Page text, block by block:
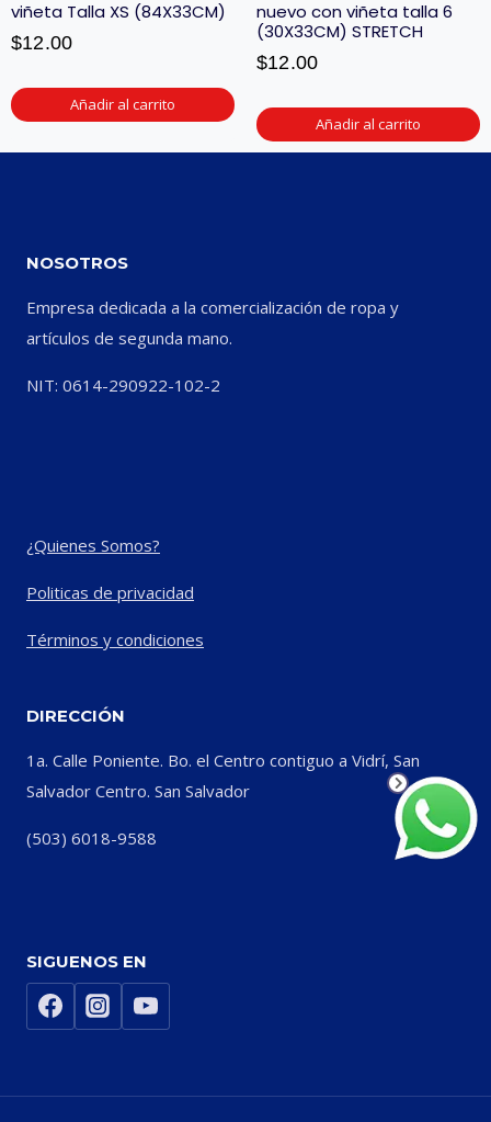
viñeta Talla XS (84X33CM)
$12.00
Añadir al carrito
nuevo con viñeta talla 6
(30X33CM) STRETCH
$12.00
Añadir al carrito
NOSOTROS
Empresa dedicada a la comercialización de ropa y
artículos de segunda mano.
NIT: 0614-290922-102-2
¿Quienes Somos?
Politicas de privacidad
Términos y condiciones
DIRECCIÓN
1a. Calle Poniente. Bo. el Centro contiguo a Vidrí, San
Salvador Centro. San Salvador
(503) 6018-9588
SIGUENOS EN